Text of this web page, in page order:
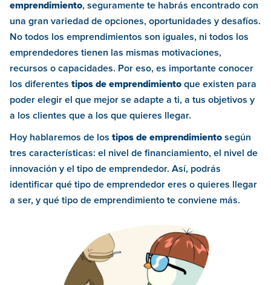
emprendimiento, seguramente te habrás encontrado con
una gran variedad de opciones, oportunidades y desafíos.
No todos los emprendimientos son iguales, ni todos los
emprendedores tienen las mismas motivaciones,
recursos o capacidades. Por eso, es importante conocer
los diferentes tipos de emprendimiento que existen para
poder elegir el que mejor se adapte a ti, a tus objetivos y
a los clientes que a los que quieres llegar.
Hoy hablaremos de los tipos de emprendimiento según
tres características: el nivel de financiamiento, el nivel de
innovación y el tipo de emprendedor. Así, podrás
identificar qué tipo de emprendedor eres o quieres llegar
a ser, y qué tipo de emprendimiento te conviene más.